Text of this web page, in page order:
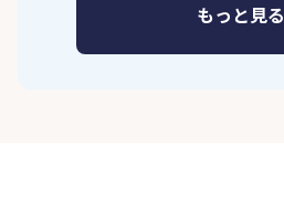
もっと見る